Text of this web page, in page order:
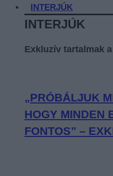
INTERJÚK
INTERJÚK
Exkluzív tartalmak
„PRÓBÁLJUK
HOGY MINDEN
FONTOS” –